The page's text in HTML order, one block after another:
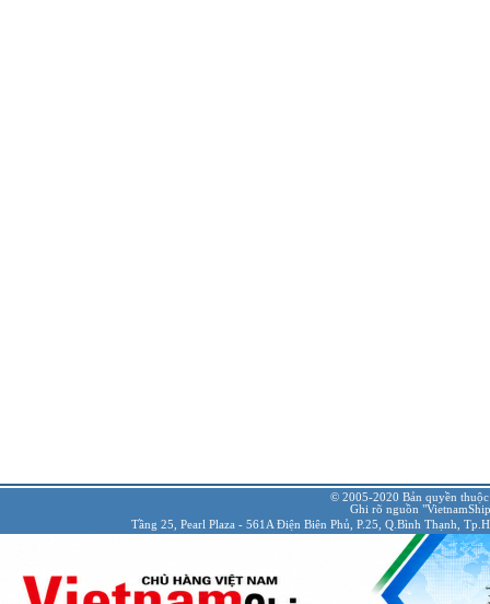
© 2005-2020 Bản quyền
Ghi rõ nguồn
Tầng 25, Pearl Plaza - 561A Điện Biên Phủ, P.25, Q.Bình Thạnh,